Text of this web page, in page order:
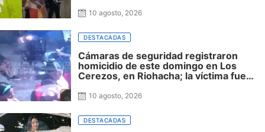
10 agosto, 2026
DESTACADAS
Cámaras de seguridad registraron
homicidio de este domingo en Los
Cerezos, en Riohacha; la víctima fue
10 agosto, 2026
DESTACADAS